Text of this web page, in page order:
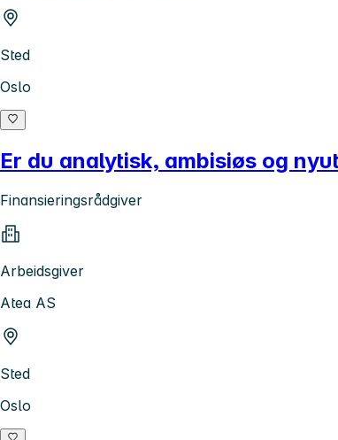
Sted
Oslo
Er du analytisk, ambisiøs og
Finansieringsrådgiver
Arbeidsgiver
Atea AS
Sted
Oslo